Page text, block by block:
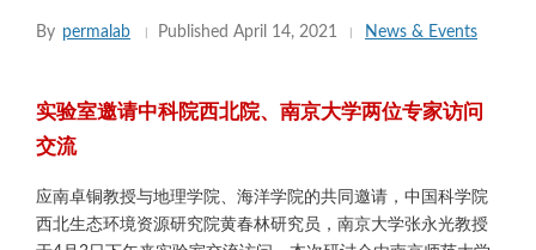
By permalab Published April 14, 2021 News & Events
实验室邀请中科院西北院、南京大学两位专家访问
交流
应南卓铜教授与地理学院、海洋学院的共同邀请，中国科学院
西北生态环境资源研究院黄春林研究员，南京大学张永光教授